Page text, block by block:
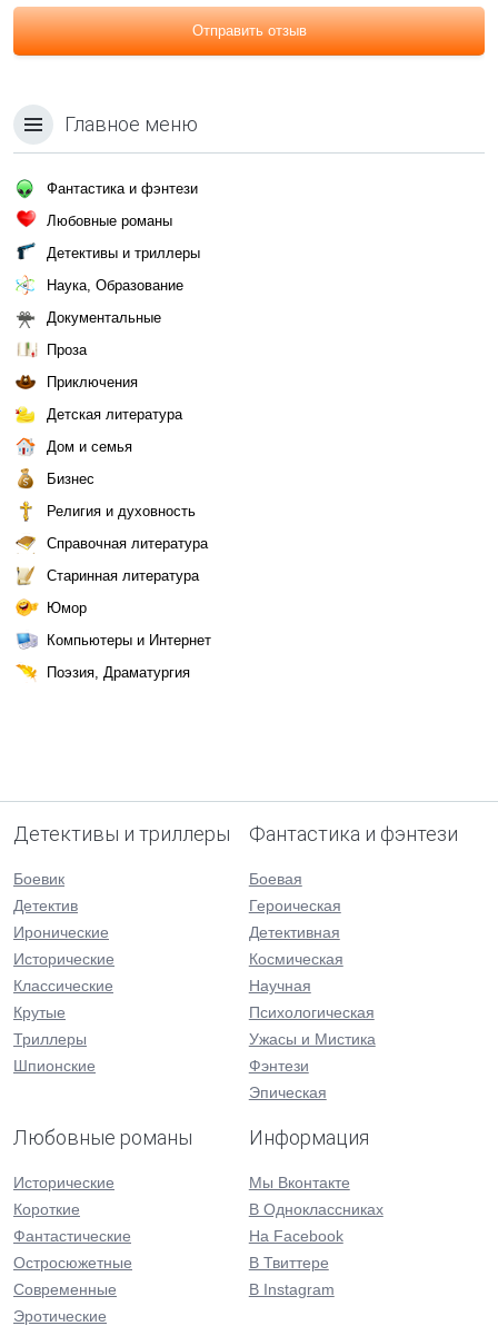
Отправить отзыв
Главное меню
Фантастика и фэнтези
Любовные романы
Детективы и триллеры
Наука, Образование
Документальные
Проза
Приключения
Детская литература
Дом и семья
Бизнес
Религия и духовность
Справочная литература
Старинная литература
Юмор
Компьютеры и Интернет
Поэзия, Драматургия
Детективы и триллеры
Боевик
Детектив
Иронические
Исторические
Классические
Крутые
Триллеры
Шпионские
Фантастика и фэнтези
Боевая
Героическая
Детективная
Космическая
Научная
Психологическая
Ужасы и Мистика
Фэнтези
Эпическая
Любовные романы
Исторические
Короткие
Фантастические
Остросюжетные
Современные
Эротические
Информация
Мы Вконтакте
В Одноклассниках
На Facebook
В Твиттере
В Instagram